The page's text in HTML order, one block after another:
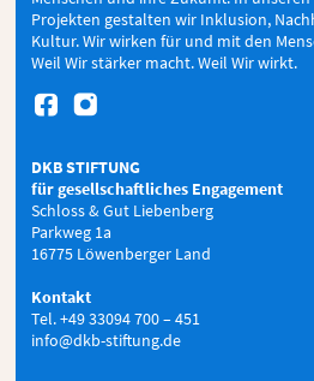
Projekten gestalten wir Inklusion,
Kultur. Wir wirken für und mit den
Weil Wir stärker macht. Weil Wir wirkt.
 
DKB STIFTUNG
für gesellschaftliches Engagement
Schloss & Gut Liebenberg
Parkweg 1a
16775 Löwenberger Land
Kontakt
Tel. +49 33094 700 – 451
info@dkb-stiftung.de